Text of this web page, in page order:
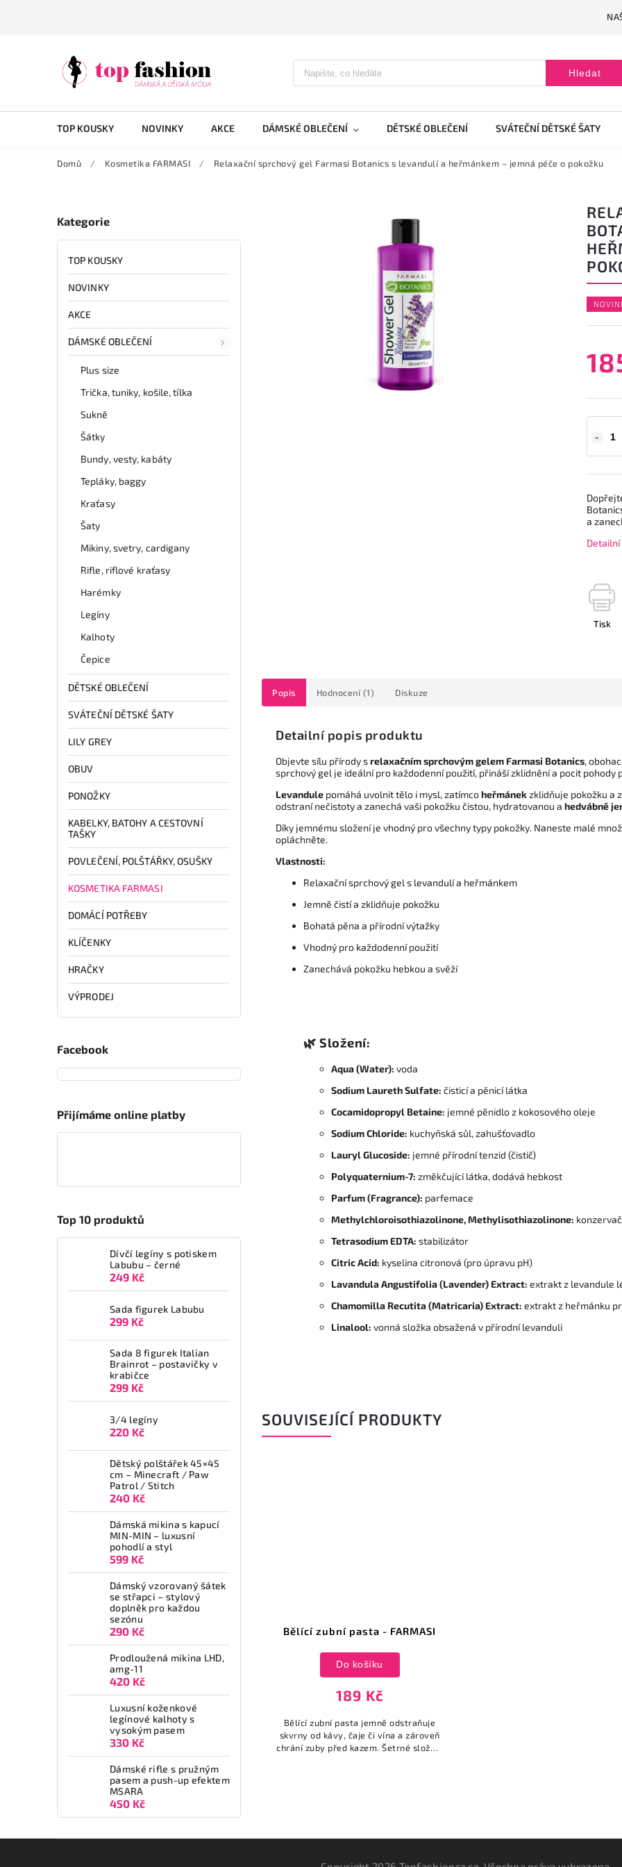
Hledat
TOP KOUSKY NOVINKY AKCE DÁMSKÉ OBLEČENÍ DĚTSKÉ OBLEČENÍ SVÁTEČNÍ DĚTSKÉ ŠATY
Domů / Kosmetika FARMASI / Relaxační sprchový gel Farmasi Botanics s levandulí a heřmánkem – jemná péče o pokožku
Kategorie
TOP KOUSKY
NOVINKY
AKCE
DÁMSKÉ OBLEČENÍ
Plus size
Trička, tuniky, košile, tílka
Sukně
Šátky
Bundy, vesty, kabáty
Tepláky, baggy
Kraťasy
Šaty
Mikiny, svetry, cardigany
Rifle, riflové kraťasy
Harémky
Legíny
Kalhoty
Čepice
DĚTSKÉ OBLEČENÍ
SVÁTEČNÍ DĚTSKÉ ŠATY
LILY GREY
OBUV
PONOŽKY
KABELKY, BATOHY A CESTOVNÍ
TAŠKY
POVLEČENÍ, POLŠTÁŘKY, OSUŠKY
KOSMETIKA FARMASI
DOMÁCÍ POTŘEBY
KLÍČENKY
HRAČKY
VÝPRODEJ
Facebook
Přijímáme online platby
Top 10 produktů
Dívčí legíny s potiskem
Labubu – černé
249 Kč
Sada figurek Labubu
299 Kč
Sada 8 figurek Italian
Brainrot – postavičky v
krabičce
299 Kč
3/4 legíny
220 Kč
Dětský polštářek 45×45
cm – Minecraft / Paw
Patrol / Stitch
240 Kč
Dámská mikina s kapucí
MIN-MIN – luxusní
pohodlí a styl
599 Kč
Dámský vzorovaný šátek
se střapci – stylový
doplněk pro každou
sezónu
290 Kč
Prodloužená mikina LHD,
amg-11
420 Kč
Luxusní koženkové
legínové kalhoty s
vysokým pasem
330 Kč
Dámské rifle s pružným
pasem a push-up efektem
MSARA
450 Kč
a
Tisk
Popis Hodnocení (1) Diskuze
Detailní popis produktu
Objevte sílu přírody srelaxačním sprchovým gelem Farmasi Botanics,
sprchový gel je ideální pro každodenní použití, přináší zklidnění a pocit pohody
Levandule pomáhá uvolnit tělo i mysl, zatímcoheřmánekzklidňuje pokožku a
odstraní nečistoty a zanechá vaši pokožku čistou, hydratovanou a hedvábně
Díky jemnému složení je vhodný pro všechny typy pokožky. Naneste malé
opláchněte.
Vlastnosti:
Relaxační sprchový gel s levandulí a heřmánkem
Jemně čistí a zklidňuje pokožku
Bohatá pěna a přírodní výtažky
Vhodný pro každodenní použití
Zanechává pokožku hebkou a svěží
🌿 Složení:
Aqua (Water): voda
Sodium Laureth Sulfate: čisticí a pěnicí látka
Cocamidopropyl Betaine: jemné pěnidlo z kokosového oleje
Sodium Chloride: kuchyňská sůl, zahušťovadlo
Lauryl Glucoside: jemné přírodní tenzid (čistič)
Polyquaternium-7: změkčující látka, dodává hebkost
Parfum (Fragrance): parfemace
Methylchloroisothiazolinone, Methylisothiazolinone:
Tetrasodium EDTA: stabilizátor
Citric Acid: kyselina citronová (pro úpravu pH)
Lavandula Angustifolia (Lavender) Extract: extrakt z levandule
Chamomilla Recutita (Matricaria) Extract: extrakt z heřmánku
Linalool: vonná složka obsažená v přírodní levanduli
SOUVISEJÍCÍ PRODUKTY
Bělící zubní pasta - FARMASI
189 Kč
Do košíku
Bělící zubní pasta jemně odstraňuje
skvrny od kávy, čaje či vína a zároveň
chrání zuby před kazem. Šetrné složení